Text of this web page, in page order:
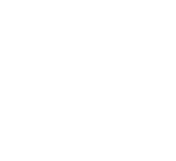
till i favoritlistan
till i favoritlistan